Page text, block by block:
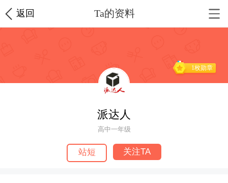
返回 Ta的资料
1枚勋章
派达人
高中一年级
站短 关注TA